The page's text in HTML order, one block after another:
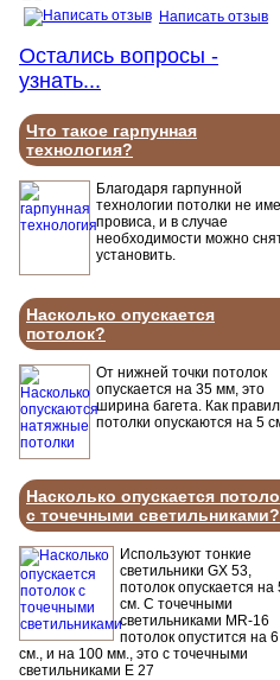
Написать отзыв
Остались вопросы -
узнать...
Что такое гарпунная
технология?
Благодаря гарпунной
технологии потолки не
провиса, и в случае
необходимости можно
установить.
Насколько опускается
потолок?
От нижней точки потолок
опускается на 35 мм, это
ширина багета. Как
потолки опускаются на 5
Насколько опускается
с точечными светильниками?
Используют тонкие
светильники GX 53,
потолок опускается на
см. С точечными
светильниками MR-16
потолок опустится на 6
см., и на 100 мм., это с точечными
светильниками Е 27